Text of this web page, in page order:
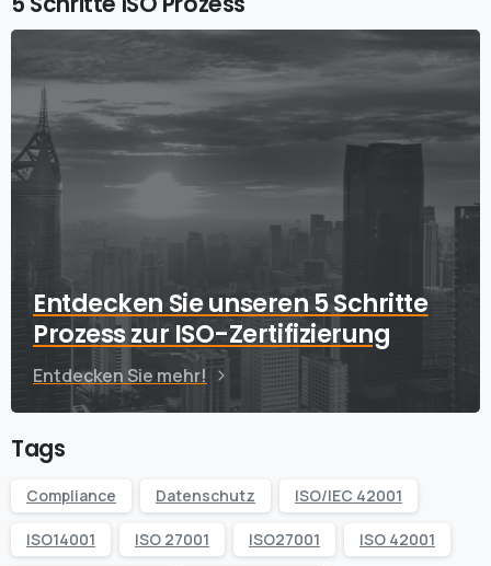
Entdecken Sie unseren 5 Schritte
Prozess zur ISO-Zertifizierung
Entdecken Sie mehr!
Tags
Compliance Datenschutz ISO/IEC 42001
ISO14001 ISO 27001 ISO27001 ISO 42001